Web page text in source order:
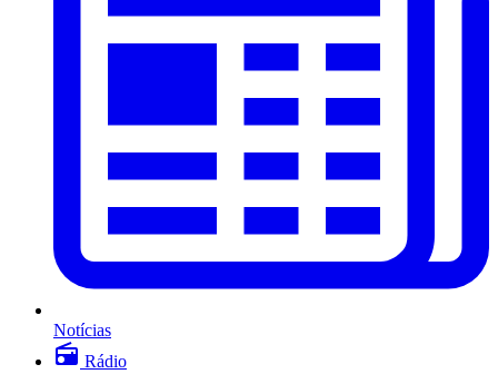
Notícias
Rádio